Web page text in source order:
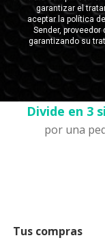
Divide en 3
por una
Tus compras